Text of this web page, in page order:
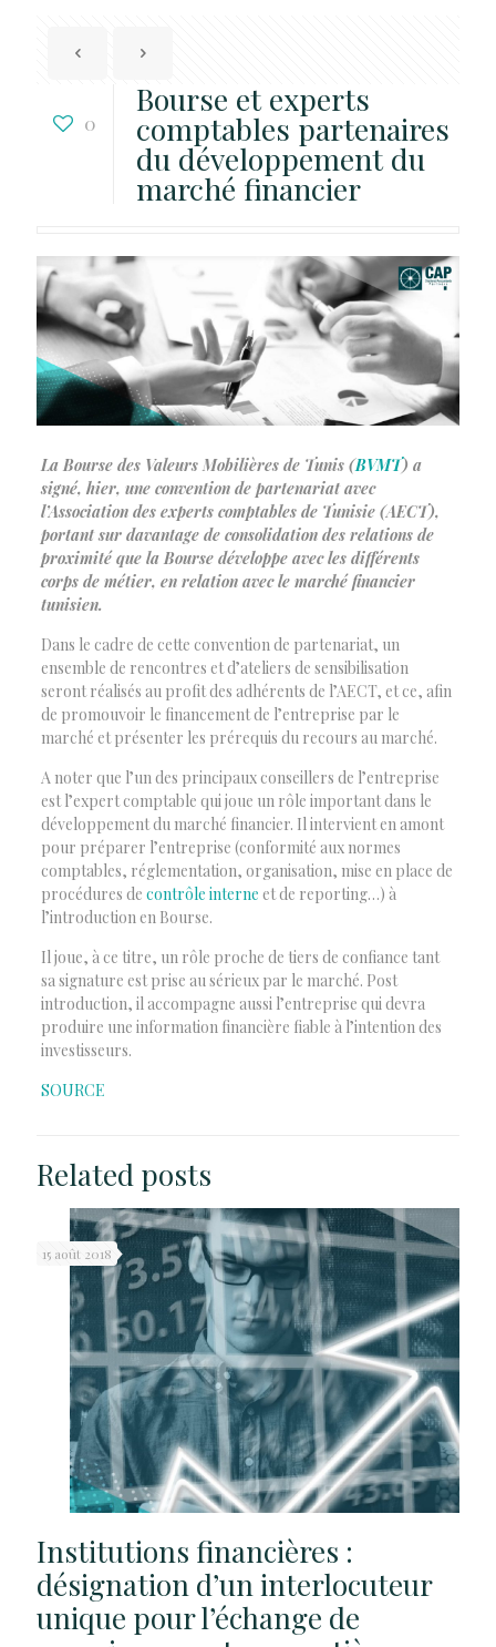
0
Bourse et experts
comptables partenaires
du développement du
marché financier
La Bourse des Valeurs Mobilières de Tunis (BVMT) a
signé, hier, une convention de partenariat avec
l’Association des experts comptables de Tunisie (AECT),
portant sur davantage de consolidation des relations de
proximité que la Bourse développe avec les différents
corps de métier, en relation avec le marché financier
tunisien.
Dans le cadre de cette convention de partenariat, un
ensemble de rencontres et d’ateliers de sensibilisation
seront réalisés au profit des adhérents de l’AECT, et ce, afin
de promouvoir le financement de l’entreprise par le
marché et présenter les prérequis du recours au marché.
A noter que l’un des principaux conseillers de l’entreprise
est l’expert comptable qui joue un rôle important dans le
développement du marché financier. Il intervient en amont
pour préparer l’entreprise (conformité aux normes
comptables, réglementation, organisation, mise en place de
procédures de contrôle interne et de reporting…) à
l’introduction en Bourse.
Il joue, à ce titre, un rôle proche de tiers de confiance tant
sa signature est prise au sérieux par le marché. Post
introduction, il accompagne aussi l’entreprise qui devra
produire une information financière fiable à l’intention des
investisseurs.
SOURCE
Related posts
15 août 2018
Institutions financières :
désignation d’un interlocuteur
unique pour l’échange de